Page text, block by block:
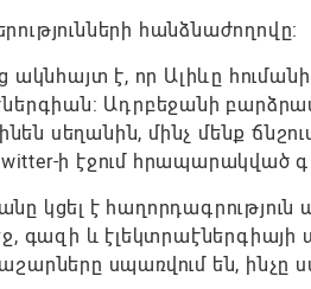
հանձնաժողովը:
ակնհայտ է, որ Ալիևը
Ադրբեջանի
սեղանին, մինչ մենք
ի էջում հրապարակված
կցել է հաղորդագրություն
գազի և էլեկտրաէներգիայի
սպառվում են, ինչը